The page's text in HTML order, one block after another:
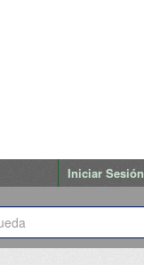
Iniciar Sesión